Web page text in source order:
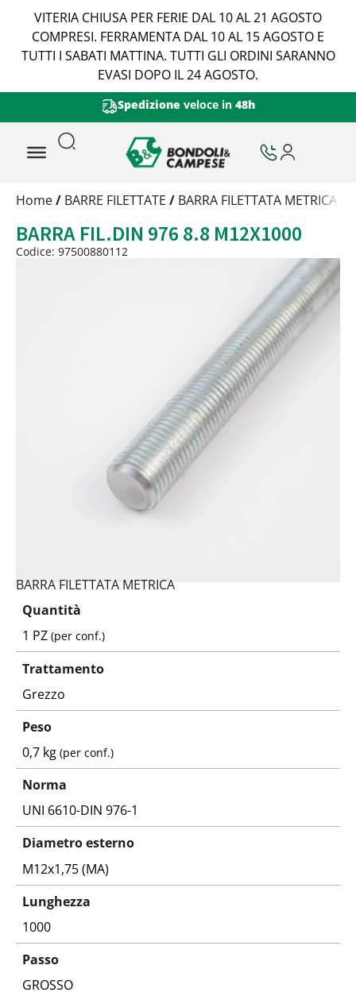
VITERIA CHIUSA PER FERIE DAL 10 AL 21 AGOSTO
COMPRESI. FERRAMENTA DAL 10 AL 15 AGOSTO E
TUTTI I SABATI MATTINA. TUTTI GLI ORDINI SARANNO
EVASI DOPO IL 24 AGOSTO.
Spedizione veloce in 48h
Trattamento
Peso
Quantità
Home/ BARRE FILETTATE / BARRA FILETTATA METRICA
BARRA FIL.DIN 976 8.8 M12X1000
Codice: 97500880112
BARRA FILETTATA METRICA
Quantità
1 PZ(per conf.)
Trattamento
Grezzo
Peso
0,7 kg(per conf.)
Norma
UNI 6610-DIN 976-1
Diametro esterno
M12x1,75 (MA)
Lunghezza
1000
Passo
GROSSO